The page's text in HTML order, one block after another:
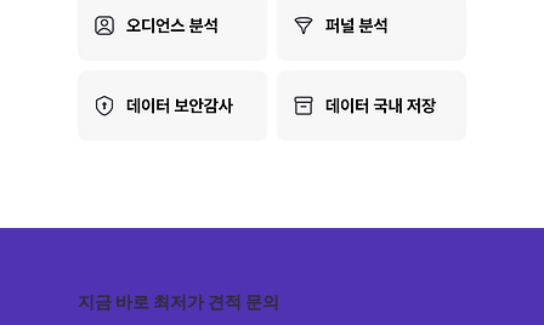
지금 바로 최저가 견적 문의